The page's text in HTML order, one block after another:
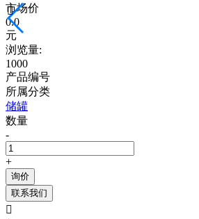
市场价
0.0
元
浏览量:
1000
产品编号
所属分类
储罐
数量
-
+
询价
联系我们

